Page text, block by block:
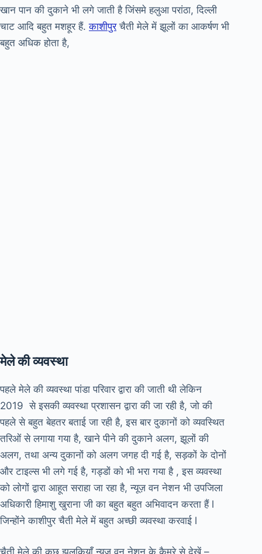
खान पान की दुकाने भी लगे जाती है जिंसमे हलुआ परांठा, दिल्ली
चाट आदि बहुत मशहूर हैं.काशीपुरचैती मेले में झूलों का आकर्षण भी
बहुत अधिक होता है,
मेले की व्यवस्था
पहले मेले की व्यवस्था पांडा परिवार द्वारा की जाती थी लेकिन
2019 से इसकी व्यवस्था प्रशासन द्वारा की जा रही है, जो की
पहले से बहुत बेहतर बताई जा रही है, इस बार दुकानों को व्यवस्थित
तरिओं से लगाया गया है, खाने पीने की दुकाने अलग, झूलों की
अलग, तथा अन्य दुकानों को अलग जगह दी गई है, सड़कों के दोनों
और टाइल्स भी लगे गई है, गड्डों को भी भरा गया है , इस व्यवस्था
को लोगों द्वारा आहूत सराहा जा रहा है, न्यूज़ वन नेशन भी उपजिला
अधिकारी हिमाशु खुराना जी का बहुत बहुत अभिवादन करता हैं l
जिन्होंने काशीपुर चैती मेले में बहुत अच्छी व्यवस्था करवाई l